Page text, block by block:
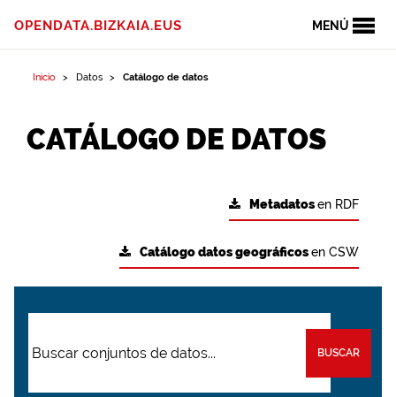
MENÚ
OPENDATA.BIZKAIA.EUS
Inicio Datos Catálogo de datos
CATÁLOGO DE DATOS
Metadatosen RDF
Catálogo datos geográficosen CSW
BUSCAR